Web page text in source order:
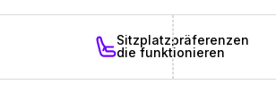
Sitzplatzpräferenzen
die funktionieren